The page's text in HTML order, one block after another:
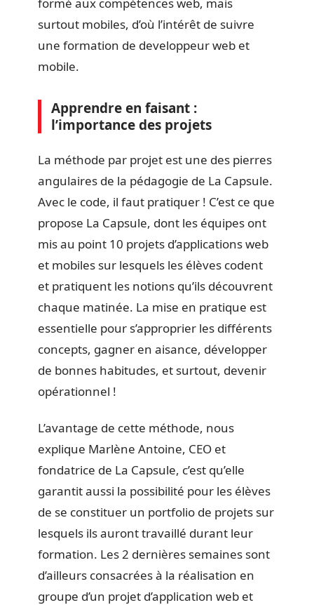
surtout mobiles, d’où l’intérêt de suivre
une formation de developpeur web et
mobile.
Apprendre en faisant :
l’importance des projets
La méthode par projet est une des pierres
angulaires de la pédagogie de La Capsule.
Avec le code, il faut pratiquer ! C’est ce que
propose La Capsule, dont les équipes ont
mis au point 10 projets d’applications web
et mobiles sur lesquels les élèves codent
et pratiquent les notions qu’ils découvrent
chaque matinée. La mise en pratique est
essentielle pour s’approprier les différents
concepts, gagner en aisance, développer
de bonnes habitudes, et surtout, devenir
opérationnel !
L’avantage de cette méthode, nous
explique Marlène Antoine, CEO et
fondatrice de La Capsule, c’est qu’elle
garantit aussi la possibilité pour les élèves
de se constituer un portfolio de projets sur
lesquels ils auront travaillé durant leur
formation. Les 2 dernières semaines sont
d’ailleurs consacrées à la réalisation en
groupe d’un projet d’application web et